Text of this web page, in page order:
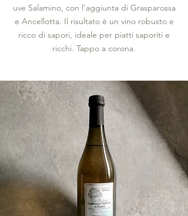
uve Salamino, con l'aggiunta di Grasparossa
e Ancellotta. Il risultato è un vino robusto e
ricco di sapori, ideale per piatti saporiti e
ricchi. Tappo a corona.